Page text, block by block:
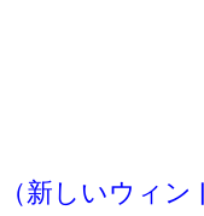
（新しいウィ